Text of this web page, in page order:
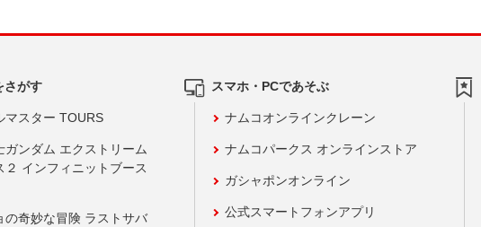
さがす
マスター TOURS
ガンダム エクストリーム
２ インフィニットブース
の奇妙な冒険 ラストサバ
スマホ・PCであそぶ
ナムコオンラインクレーン
ナムコパークス オンラインストア
ガシャポンオンライン
公式スマートフォンアプリ